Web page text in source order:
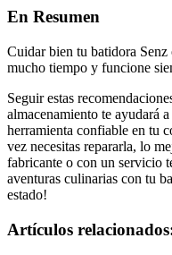
En Resumen
Cuidar bien tu batidora Senz
mucho tiempo y funcione
Seguir estas
almacenamiento te ayudará
herramienta confiable en tu
vez necesitas repararla, lo
fabricante o con un servicio
aventuras culinarias con tu
estado!
Artículos